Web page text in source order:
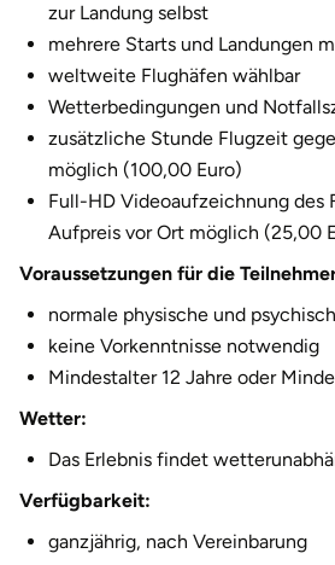
zur Landung selbst
mehrere Starts und Landungen
weltweite Flughäfen wählbar
Wetterbedingungen und
zusätzliche Stunde Flugzeit
möglich (100,00 Euro)
Full-HD Videoaufzeichnung des
Aufpreis vor Ort möglich (25,00
Voraussetzungen für die
normale physische und
keine Vorkenntnisse notwendig
Mindestalter 12 Jahre oder
Wetter:
Das Erlebnis findet
Verfügbarkeit:
ganzjährig, nach Vereinbarung
Göppingen
Görlitz
Hanau
Hannover
Heidelberg